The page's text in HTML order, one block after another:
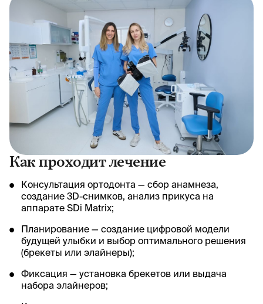
Как проходит лечение
Консультация ортодонта — сбор анамнеза,
создание 3D-снимков, анализ прикуса на
аппарате SDi Matrix;
Планирование — создание цифровой модели
будущей улыбки и выбор оптимального решения
(брекеты или элайнеры);
Фиксация — установка брекетов или выдача
набора элайнеров;